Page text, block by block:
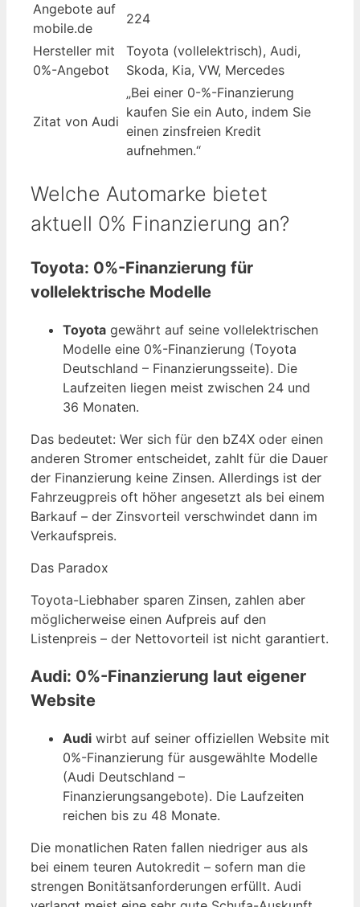
Angebote auf
mobile.de
224
Hersteller mit
0%-Angebot
Toyota (vollelektrisch), Audi,
Skoda, Kia, VW, Mercedes
Zitat von Audi
„Bei einer 0-%-Finanzierung
kaufen Sie ein Auto, indem Sie
einen zinsfreien Kredit
aufnehmen.“
Welche Automarke bietet
aktuell 0% Finanzierung an?
Toyota: 0%-Finanzierung für
vollelektrische Modelle
Toyota gewährt auf seine vollelektrischen
Modelle eine 0%-Finanzierung (Toyota
Deutschland – Finanzierungsseite). Die
Laufzeiten liegen meist zwischen 24 und
36 Monaten.
Das bedeutet: Wer sich für den bZ4X oder einen
anderen Stromer entscheidet, zahlt für die Dauer
der Finanzierung keine Zinsen. Allerdings ist der
Fahrzeugpreis oft höher angesetzt als bei einem
Barkauf – der Zinsvorteil verschwindet dann im
Verkaufspreis.
Das Paradox
Toyota-Liebhaber sparen Zinsen, zahlen aber
möglicherweise einen Aufpreis auf den
Listenpreis – der Nettovorteil ist nicht garantiert.
Audi: 0%-Finanzierung laut eigener
Website
Audi wirbt auf seiner offiziellen Website mit
0%-Finanzierung für ausgewählte Modelle
(Audi Deutschland –
Finanzierungsangebote). Die Laufzeiten
reichen bis zu 48 Monate.
Die monatlichen Raten fallen niedriger aus als
bei einem teuren Autokredit – sofern man die
strengen Bonitätsanforderungen erfüllt. Audi